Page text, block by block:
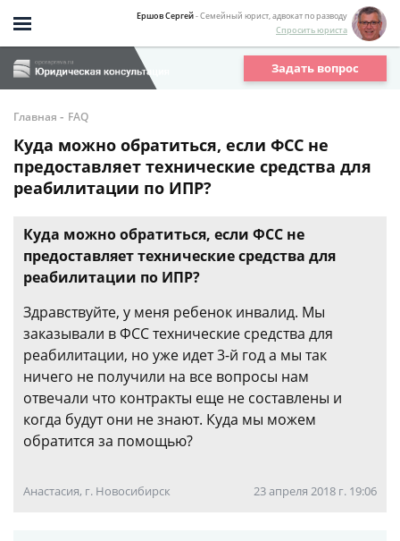
Ершов Сергей- Семейный юрист, адвокат по разводу
Спросить юриста
Задать вопрос
Главная - FAQ
Куда можно обратиться, если ФСС не
предоставляет технические средства для
реабилитации по ИПР?
Куда можно обратиться, если ФСС не
предоставляет технические средства для
реабилитации по ИПР?
Здравствуйте, у меня ребенок инвалид. Мы
заказывали в ФСС технические средства для
реабилитации, но уже идет 3-й год а мы так
ничего не получили на все вопросы нам
отвечали что контракты еще не составлены и
когда будут они не знают. Куда мы можем
обратится за помощью?
Анастасия, г. Новосибирск 23 апреля 2018 г. 19:06